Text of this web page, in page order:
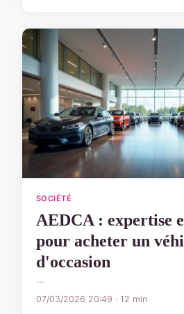
SOCIÉTÉ
AEDCA : expertise
pour acheter un
d'occasion
...
07/03/2026 20:49 · 12 min